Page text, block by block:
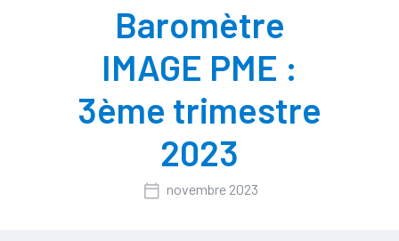
Baromètre
IMAGE PME :
3ème trimestre
2023
novembre 2023